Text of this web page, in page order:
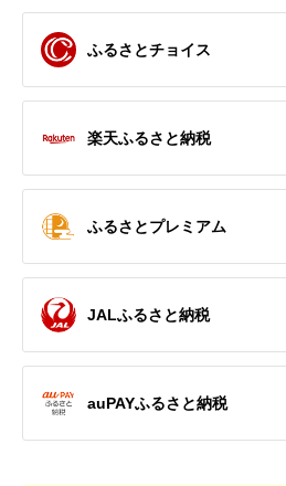
ふるさとチョイス
楽天ふるさと納税
ふるさとプレミアム
JALふるさと納税
auPAYふるさと納税